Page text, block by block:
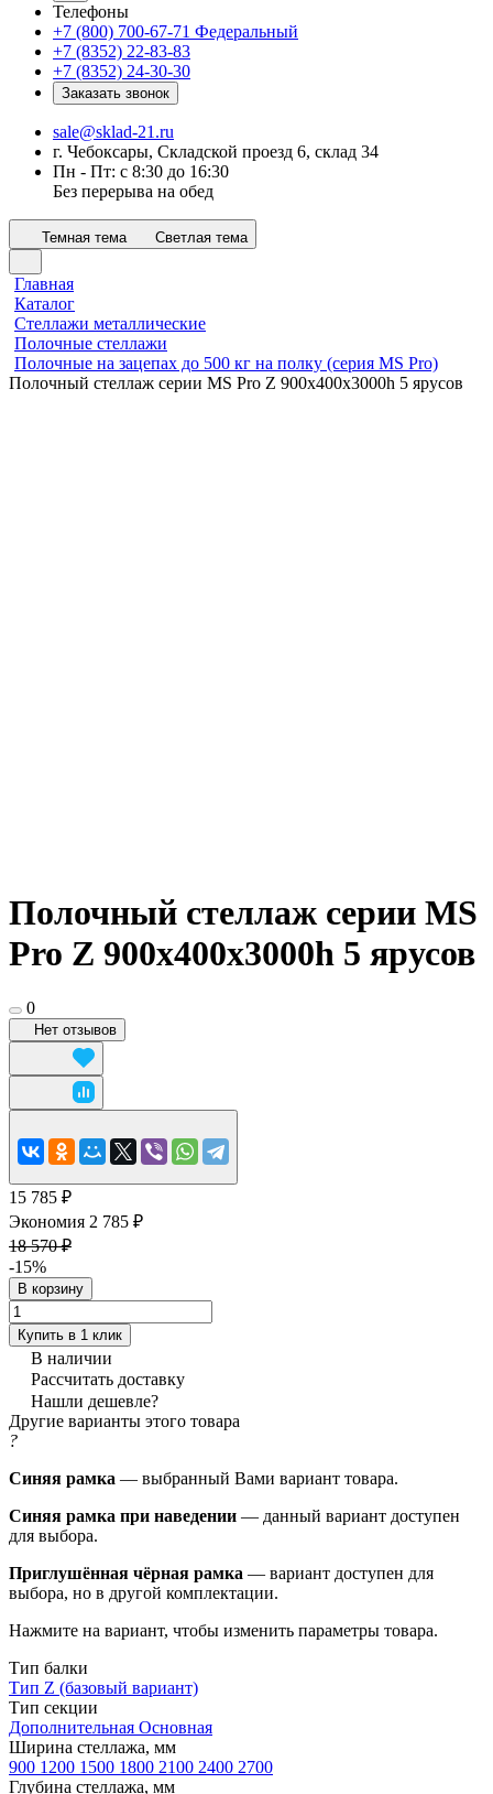
Телефоны
+7 (800) 700-67-71 Федеральный
+7 (8352) 22-83-83
+7 (8352) 24-30-30
Заказать звонок
sale@sklad-21.ru
г. Чебоксары, Складской проезд 6, склад 34
Пн - Пт: с 8:30 до 16:30
Без перерыва на обед
Темная тема Светлая тема
Главная
Каталог
Стеллажи металлические
Полочные стеллажи
Полочные на зацепах до 500 кг на полку (серия MS Pro)
Полочный стеллаж серии MS Pro Z 900x400х3000h 5 ярусов
Полочный стеллаж серии MS
Pro Z 900x400х3000h 5 ярусов
0
Нет отзывов
15 785 ₽
Экономия 2 785 ₽
18 570 ₽
-15%
В корзину
Купить в 1 клик
В наличии
Рассчитать доставку
Нашли дешевле?
Другие варианты этого товара
?
Синяя рамка — выбранный Вами вариант товара.
Синяя рамка при наведении — данный вариант доступен
для выбора.
Приглушённая чёрная рамка — вариант доступен для
выбора, но в другой комплектации.
Нажмите на вариант, чтобы изменить параметры товара.
Тип балки
Тип Z (базовый вариант)
Тип секции
Дополнительная Основная
Ширина стеллажа, мм
900 1200 1500 1800 2100 2400 2700
Глубина стеллажа, мм